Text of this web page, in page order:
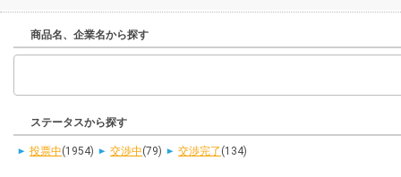
商品名、企業名から探す
ステータスから探す
投票中(1954) 交渉中(79) 交渉完了 (134)